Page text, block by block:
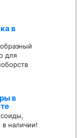
в
для
в
наличии!